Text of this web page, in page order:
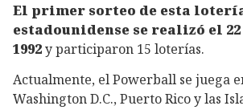
El primer sorteo de esta
estadounidense se realizó el
1992y participaron 15 loterías.
Actualmente, el Powerball se juega
Washington D.C., Puerto Rico y las